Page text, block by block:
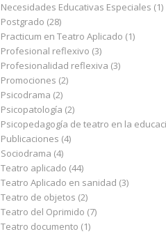
Necesidades Educativas Especiales (1)
Postgrado (28)
Practicum en Teatro Aplicado (1)
Profesional reflexivo (3)
Profesionalidad reflexiva (3)
Promociones (2)
Psicodrama (2)
Psicopatología (2)
Psicopedagogía de teatro en la
Publicaciones (4)
Sociodrama (4)
Teatro aplicado (44)
Teatro Aplicado en sanidad (3)
Teatro de objetos (2)
Teatro del Oprimido (7)
Teatro documento (1)